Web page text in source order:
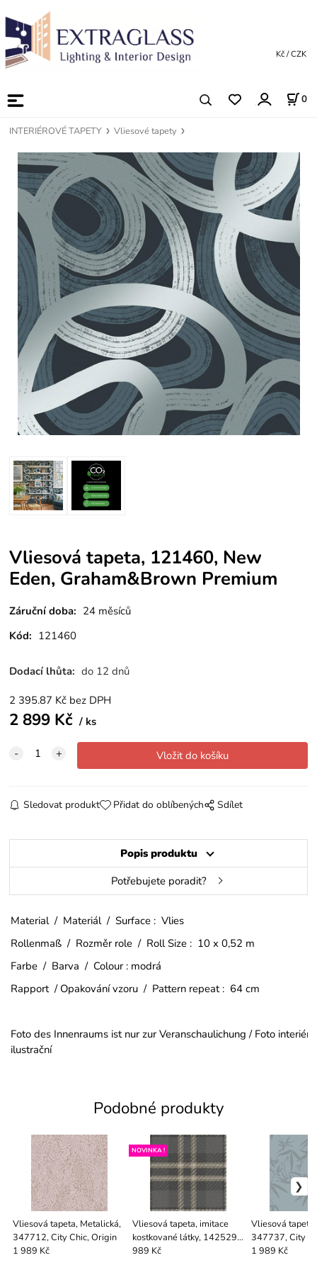
0
Kč / CZK
INTERIÉROVÉ TAPETY Vliesové tapety
Vliesová tapeta, 121460, New
Eden, Graham&Brown Premium
Záruční doba: 24 měsíců
Kód: 121460
Dodací lhůta: do 12 dnů
2 395.87 Kč bez DPH
2 899 Kč ks
Sledovat produkt Přidat do oblíbených Sdílet
Popis produktu
Potřebujete poradit?
Material / Materiál / Surface : Vlies
Rollenmaß / Rozměr role / Roll Size : 10 x 0,52 m
Farbe / Barva / Colour : modrá
Rapport / Opakování vzoru / Pattern repeat : 64 cm
Foto des Innenraums ist nur zur Veranschaulichung / Foto
ilustrační
Podobné produkty
Vliesová tapeta, Metalická,
347712, City Chic, Origin
1 989 Kč
Vliesová tapeta, imitace
kostkované látky, 142529,
Heirloom, Superfres
NOVINKA !
989 Kč
Vliesová
347737, City
1 989 Kč